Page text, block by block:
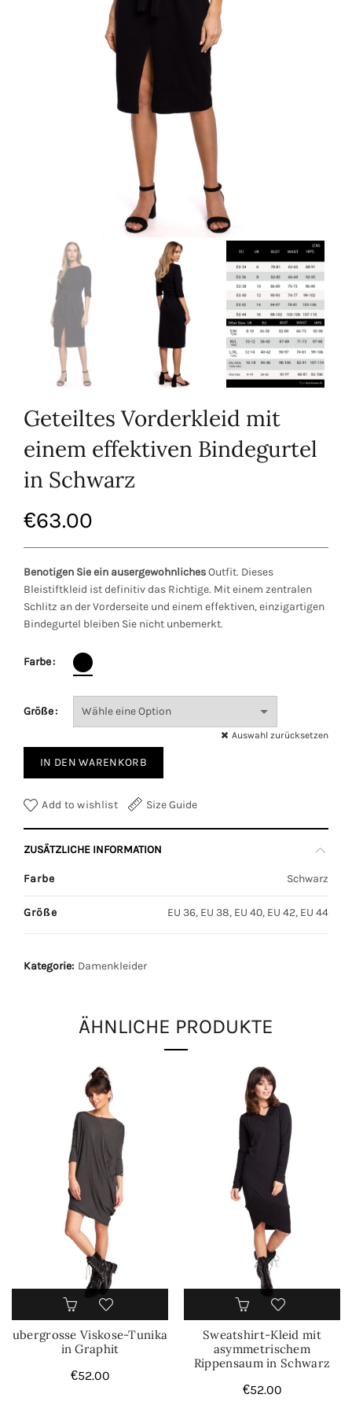
Geteiltes Vorderkleid mit
einem effektiven Bindegurtel
in Schwarz
€63.00
Benotigen Sie ein ausergewohnlichesOutfit. Dieses
Bleistiftkleid ist definitiv das Richtige. Mit einem zentralen
Schlitz an der Vorderseite und einem effektiven, einzigartigen
Bindegurtel bleiben Sie nicht unbemerkt.
Farbe
Größe
Auswahl zurücksetzen
IN DEN WARENKORB
Add to wishlist Size Guide
ZUSÄTZLICHE INFORMATION
Farbe Schwarz
Größe EU 36, EU 38, EU 40, EU 42, EU 44
Kategorie: Damenkleider
ÄHNLICHE PRODUKTE
ubergrosse Viskose-Tunika
in Graphit
€52.00
Sweatshirt-Kleid mit
asymmetrischem
Rippensaum in Schwarz
€52.00